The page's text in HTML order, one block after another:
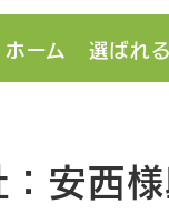
ホーム 選ばれ
：安